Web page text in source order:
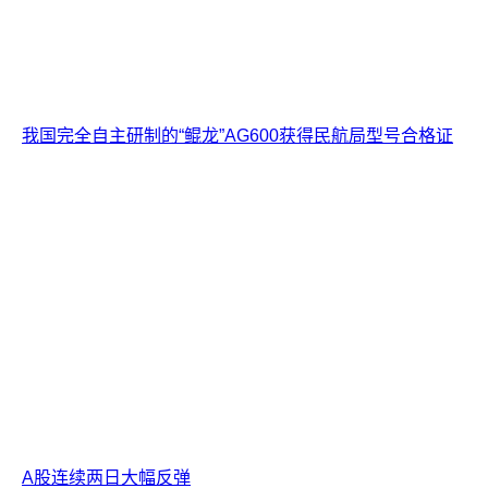
我国完全自主研制的“鲲龙”AG600获得民航局型号合格证
A股连续两日大幅反弹